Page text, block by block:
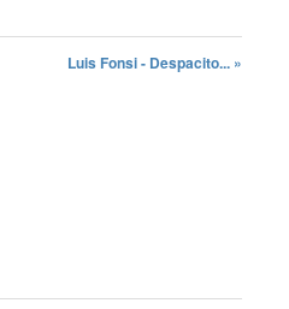
Luis Fonsi - Despacito... »